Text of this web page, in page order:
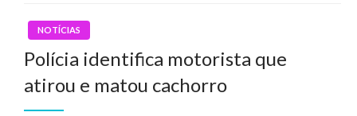
NOTÍCIAS
Polícia identifica motorista que
atirou e matou cachorro